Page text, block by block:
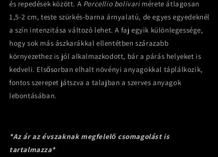
és repedések között. A Porcellio bolivarimérete átlagosan
1,5-2 cm, teste szürkés-barna árnyalatú, de egyes egyedeknél
a szín intenzitása változó lehet. A faj egyik különlegessége,
hogy sok más ászkarákkal ellentétben szárazabb
környezethez is jól alkalmazkodott, bár a párás helyeket is
kedveli. Elsősorban elhalt növényi anyagokkal táplálkozik,
fontos szerepet játszva a talajban a szerves anyagok
lebontásában.
*Az ár az évszaknak megfelelő csomagolást is
tartalmazza*